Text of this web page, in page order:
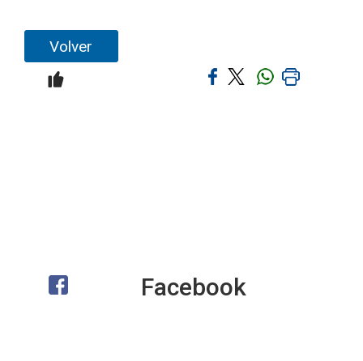
Volver
Facebook